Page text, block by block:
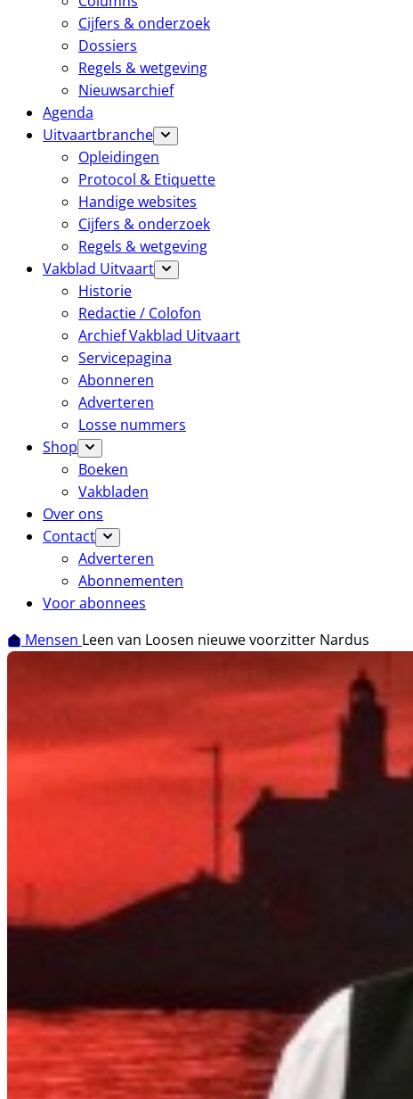
Cijfers & onderzoek
Dossiers
Regels & wetgeving
Nieuwsarchief
Agenda
Uitvaartbranche
Opleidingen
Protocol & Etiquette
Handige websites
Cijfers & onderzoek
Regels & wetgeving
Vakblad Uitvaart
Historie
Redactie / Colofon
Archief Vakblad Uitvaart
Servicepagina
Abonneren
Adverteren
Losse nummers
Shop
Boeken
Vakbladen
Over ons
Contact
Adverteren
Abonnementen
Voor abonnees
Mensen Leen van Loosen nieuwe voorzitter Nardus